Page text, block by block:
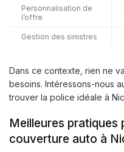
Personnalisation de
l’offre
Gestion des sinistres
Dans ce contexte, rien ne
besoins. Intéressons-nous
trouver la police idéale à
Meilleures
couverture auto à